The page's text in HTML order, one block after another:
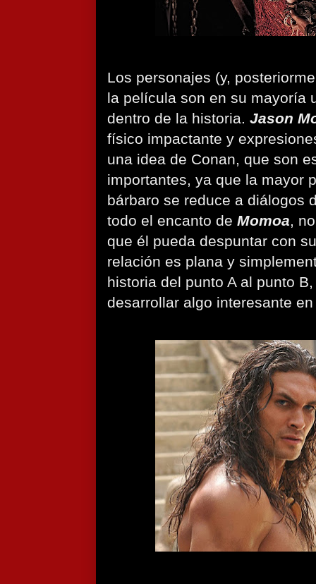
Los personajes (y,
la película son en su mayoría
dentro de la historia. Jason
físico impactante y
una idea de Conan, que son
importantes, ya que la mayor
bárbaro se reduce a diálogos
todo el encanto de Momoa,
que él pueda despuntar con
relación es plana y
historia del punto A al punto
desarrollar algo interesante